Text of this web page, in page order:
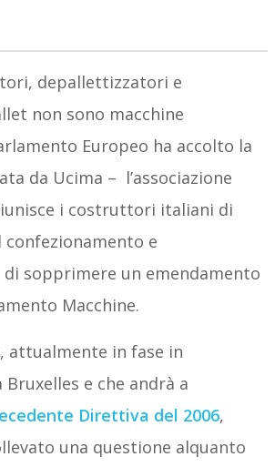
depallettizzatori e
non sono macchine
Europeo ha accolto la
da Ucima – l’associazione
i costruttori italiani di
confezionamento e
di sopprimere un emendamento
Macchine.
attualmente in fase in
e che andrà a
Direttiva del 2006,
una questione alquanto